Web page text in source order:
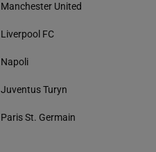
Manchester United
Liverpool FC
Napoli
Juventus Turyn
Paris St. Germain